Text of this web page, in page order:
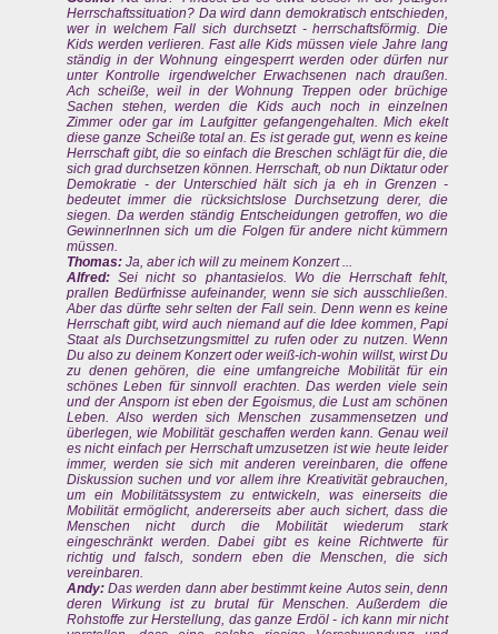
Herrschaftssituation? Da wird dann demokratisch entschieden,
wer in welchem Fall sich durchsetzt - herrschaftsförmig. Die
Kids werden verlieren. Fast alle Kids müssen viele Jahre lang
ständig in der Wohnung eingesperrt werden oder dürfen nur
unter Kontrolle irgendwelcher Erwachsenen nach draußen.
Ach scheiße, weil in der Wohnung Treppen oder brüchige
Sachen stehen, werden die Kids auch noch in einzelnen
Zimmer oder gar im Laufgitter gefangengehalten. Mich ekelt
diese ganze Scheiße total an. Es ist gerade gut, wenn es keine
Herrschaft gibt, die so einfach die Breschen schlägt für die, die
sich grad durchsetzen können. Herrschaft, ob nun Diktatur oder
Demokratie - der Unterschied hält sich ja eh in Grenzen -
bedeutet immer die rücksichtslose Durchsetzung derer, die
siegen. Da werden ständig Entscheidungen getroffen, wo die
GewinnerInnen sich um die Folgen für andere nicht kümmern
müssen.
Thomas: Ja, aber ich will zu meinem Konzert ...
Alfred: Sei nicht so phantasielos. Wo die Herrschaft fehlt,
prallen Bedürfnisse aufeinander, wenn sie sich ausschließen.
Aber das dürfte sehr selten der Fall sein. Denn wenn es keine
Herrschaft gibt, wird auch niemand auf die Idee kommen, Papi
Staat als Durchsetzungsmittel zu rufen oder zu nutzen. Wenn
Du also zu deinem Konzert oder weiß-ich-wohin willst, wirst Du
zu denen gehören, die eine umfangreiche Mobilität für ein
schönes Leben für sinnvoll erachten. Das werden viele sein
und der Ansporn ist eben der Egoismus, die Lust am schönen
Leben. Also werden sich Menschen zusammensetzen und
überlegen, wie Mobilität geschaffen werden kann. Genau weil
es nicht einfach per Herrschaft umzusetzen ist wie heute leider
immer, werden sie sich mit anderen vereinbaren, die offene
Diskussion suchen und vor allem ihre Kreativität gebrauchen,
um ein Mobilitätssystem zu entwickeln, was einerseits die
Mobilität ermöglicht, andererseits aber auch sichert, dass die
Menschen nicht durch die Mobilität wiederum stark
eingeschränkt werden. Dabei gibt es keine Richtwerte für
richtig und falsch, sondern eben die Menschen, die sich
vereinbaren.
Andy: Das werden dann aber bestimmt keine Autos sein, denn
deren Wirkung ist zu brutal für Menschen. Außerdem die
Rohstoffe zur Herstellung, das ganze Erdöl - ich kann mir nicht